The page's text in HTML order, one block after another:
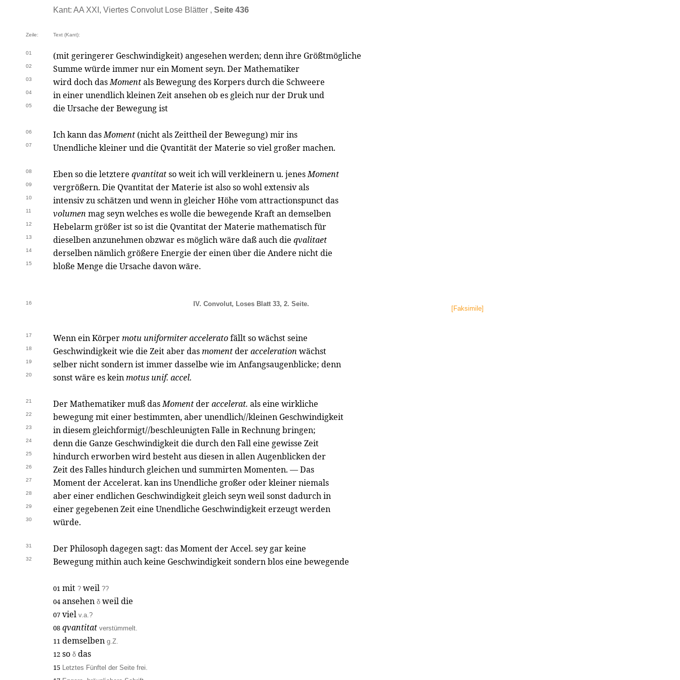
Kant: AA XXI, Viertes Convolut Lose Blätter , Seite 436
Zeile: Text (Kant):
01 (mit geringerer Geschwindigkeit) angesehen werden; denn ihre Größtmögliche
02 Summe würde immer nur ein Moment seyn. Der Mathematiker
03 wird doch dasMomentals Bewegung des Korpers durch die Schweere
04 in einer unendlich kleinen Zeit ansehen ob es gleich nur der Druk und
05 die Ursache der Bewegung ist
06 Ich kann dasMoment (nicht als Zeittheil der Bewegung) mir ins
07 Unendliche kleiner und die Qvantität der Materie so viel großer machen.
08 Eben so die letztere qvantitatso weit ich will verkleinern u. jenesMoment
09 vergrößern. Die Qvantitat der Materie ist also so wohl extensiv als
10 intensiv zu schätzen und wenn in gleicher Höhe vom attractionspunct das
11 volumen mag seyn welches es wolle die bewegende Kraft an demselben
12 Hebelarm größer ist so ist die Qvantitat der Materie mathematisch für
13 dieselben anzunehmen obzwar es möglich wäre daß auch die qvalitaet
14 derselben nämlich größere Energie der einen über die Andere nicht die
15 bloße Menge die Ursache davon wäre.
16 IV. Convolut, Loses Blatt 33, 2. Seite.
[Faksimile]
17 Wenn ein Körpermotu uniformiter acceleratofällt so wächst seine
18 Geschwindigkeit wie die Zeit aber dasmomentderacceleration wächst
19 selber nicht sondern ist immer dasselbe wie im Anfangsaugenblicke; denn
20 sonst wäre es keinmotus unif. accel.
21 Der Mathematiker muß dasMomentderaccelerat. als eine wirkliche
22 bewegung mit einer bestimmten, aber unendlich//kleinen Geschwindigkeit
23 in diesem gleichformigt//beschleunigten Falle in Rechnung bringen;
24 denn die Ganze Geschwindigkeit die durch den Fall eine gewisse Zeit
25 hindurch erworben wird besteht aus diesen in allen Augenblicken der
26 Zeit des Falles hindurch gleichen und summirten Momenten. — Das
27 Moment der Accelerat. kan ins Unendliche großer oder kleiner niemals
28 aber einer endlichen Geschwindigkeit gleich seyn weil sonst dadurch in
29 einer gegebenen Zeit eine Unendliche Geschwindigkeit erzeugt werden
30 würde.
31 Der Philosoph dagegen sagt: das Moment der Accel. sey gar keine
32 Bewegung mithin auch keine Geschwindigkeit sondern blos eine bewegende
01 mit ? weil ??
04 ansehen δ weil die
07 viel v.a.?
08 qvantitat verstümmelt.
11 demselben g.Z.
12 so δ das
15 Letztes Fünftel der Seite frei.